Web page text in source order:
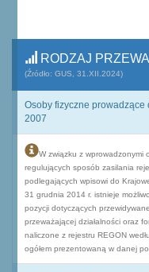
RODZAJ
(Źródło: GUS, 31.XII.2024)
Osoby fizyczne prowadzące
2007
W związku z wprowadzonymi
regulujących sposób zasilania
podlegających wpisowi do
31 grudnia 2014 r. istnieje
pozycji dotyczących
przeważającej działalności oraz
naliczone z rejestru REGON
ogółem prezentowaną w danej